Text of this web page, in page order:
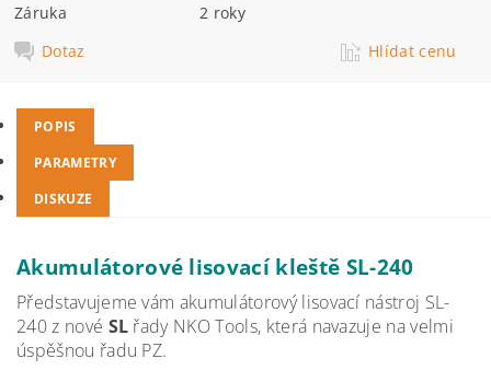
Záruka
2 roky
Dotaz
Hlídat cenu
POPIS
PARAMETRY
DISKUZE
Akumulátorové lisovací kleště SL-240
Představujeme vám akumulátorový lisovací nástroj SL-
240 z nové SL řady NKO Tools, která navazuje na velmi
úspěšnou řadu PZ.